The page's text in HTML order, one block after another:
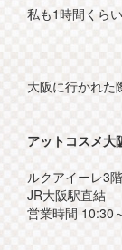
私も1時間くら
大阪に行かれた
アットコスメ大
ルクアイーレ3階
JR大阪駅直結
営業時間 10:30